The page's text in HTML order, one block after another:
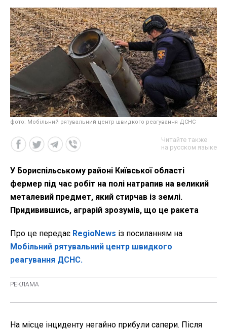
фото: Мобільний рятувальний центр швидкого реагування ДСНС
Читайте также
на русском языке
У Бориспільському районі Київської області
фермер під час робіт на полі натрапив на великий
металевий предмет, який стирчав із землі.
Придивившись, аграрій зрозумів, що це ракета
Про це передає RegioNews із посиланням на
Мобільний рятувальний центр швидкого
реагування ДСНС.
На місце інциденту негайно прибули сапери. Після